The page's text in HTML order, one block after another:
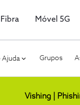
Móvel 5G
Ajuda Grupos
Vishing |